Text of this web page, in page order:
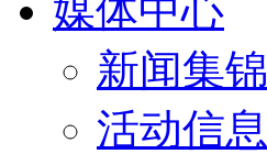
媒体中心
新闻集锦
活动信息